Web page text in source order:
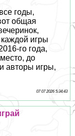
годы,
общая
игры
го года,
до
авторы игры,
07 07 2026 5:34:43